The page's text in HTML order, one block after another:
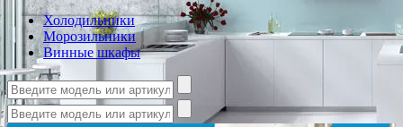
Холодильники
Морозильники
Винные шкафы